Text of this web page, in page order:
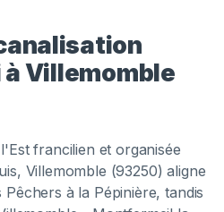
Villemomble
francilien et organisée
Villemomble (93250) aligne
à la Pépinière, tandis